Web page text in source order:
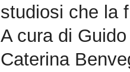
studiosi che la
A cura di
Caterina